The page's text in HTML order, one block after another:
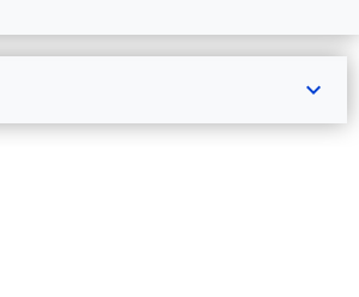
expand_more